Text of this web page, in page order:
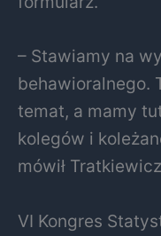
– Stawiamy na
behawioralnego.
temat, a mamy
kolegów i
mówił
VI Kongres